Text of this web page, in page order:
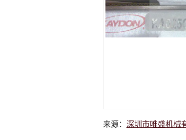
来源： 深圳市唯盛机械